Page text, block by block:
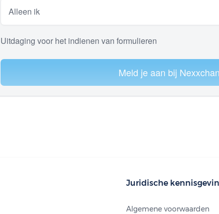
Uitdaging voor het indienen van formulieren
Meld je aan bij
Juridische
Algemene voorwaarden